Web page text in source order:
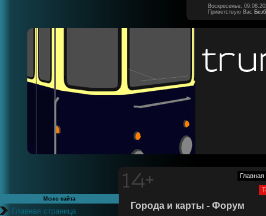
Воскресенье,
Приветствую Вас
Главная
Меню сайта
Главная страница
Города и карты - Форум